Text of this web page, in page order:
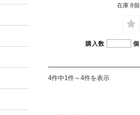
在庫 8個
購入数 個
4件中1件～4件を表示